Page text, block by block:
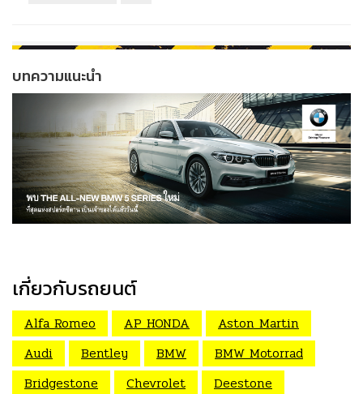
บทความแนะนำ
เกี่ยวกับรถยนต์
Alfa Romeo AP HONDA
Aston Martin
Audi
Bentley BMW
BMW Motorrad
Bridgestone
Chevrolet
Deestone